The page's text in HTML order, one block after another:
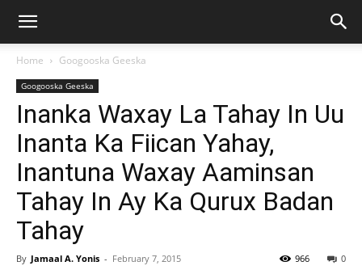
Home Googooska Geeska
Googooska Geeska
Inanka Waxay La Tahay In Uu
Inanta Ka Fiican Yahay,
Inantuna Waxay Aaminsan
Tahay In Ay Ka Qurux Badan
Tahay
By Jamaal A. Yonis - February 7, 2015 0
966